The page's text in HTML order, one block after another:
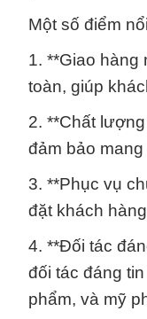
Một số điểm
1. **Giao hàng
toàn, giúp
2. **Chất
đảm bảo
3. **Phục vụ
đặt khách
4. **Đối tác
đối tác đáng
phẩm, và mỹ